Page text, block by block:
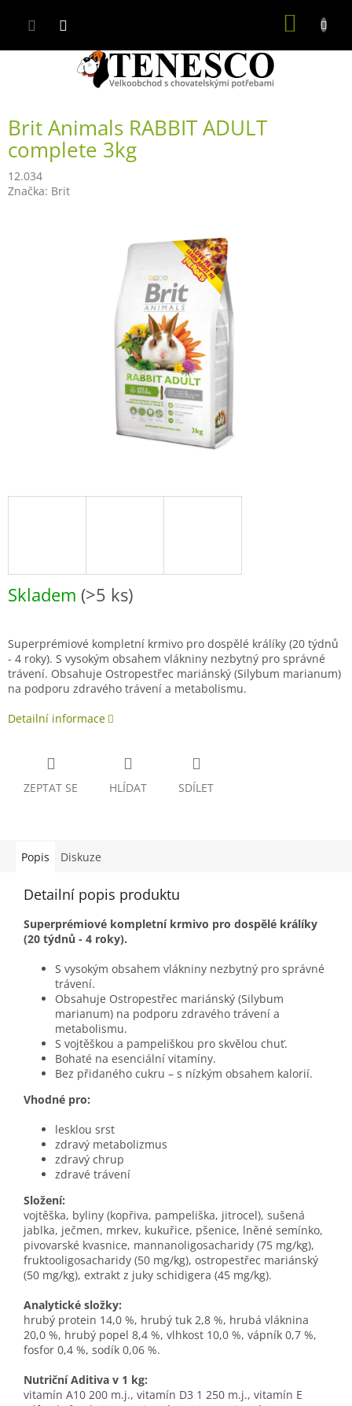
Brit Animals RABBIT ADULT
complete 3kg
12.034
Značka: Brit
Skladem (>5 ks)
Superprémiové kompletní krmivo pro dospělé králíky (20 týdnů
- 4 roky). S vysokým obsahem vlákniny nezbytný pro správné
trávení. Obsahuje Ostropestřec mariánský (Silybum marianum)
na podporu zdravého trávení a metabolismu.
Detailní informace
ZEPTAT SE HLÍDAT SDÍLET
Popis Diskuze
Detailní popis produktu
Superprémiové kompletní krmivo pro dospělé králíky
(20 týdnů - 4 roky).
S vysokým obsahem vlákniny nezbytný pro správné
trávení.
Obsahuje Ostropestřec mariánský (Silybum
marianum) na podporu zdravého trávení a
metabolismu.
S vojtěškou a pampeliškou pro skvělou chuť.
Bohaté na esenciální vitamíny.
Bez přidaného cukru – s nízkým obsahem kalorií.
Vhodné pro:
lesklou srst
zdravý metabolizmus
zdravý chrup
zdravé trávení
Složení:
vojtěška, byliny (kopřiva, pampeliška, jitrocel), sušená
jablka, ječmen, mrkev, kukuřice, pšenice, lněné semínko,
pivovarské kvasnice, mannanoligosacharidy (75 mg/kg),
fruktooligosacharidy (50 mg/kg), ostropestřec mariánský
(50 mg/kg), extrakt z juky schidigera (45 mg/kg).
Analytické složky:
hrubý protein 14,0 %, hrubý tuk 2,8 %, hrubá vláknina
20,0 %, hrubý popel 8,4 %, vlhkost 10,0 %, vápník 0,7 %,
fosfor 0,4 %, sodík 0,06 %.
Nutriční Aditiva v 1 kg:
vitamín A10 200 m.j., vitamín D3 1 250 m.j., vitamín E